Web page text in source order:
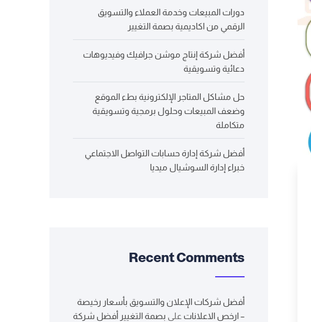
دورات المبيعات وخدمة العملاء والتسويق
الرقمي من اكاديمية بصمة التغيير
أفضل شركة إنتاج موشن جرافيك وفيديوهات
دعائية وتسويقية
حل مشاكل المتاجر الإلكترونية بطء الموقع
وضعف المبيعات وحلول برمجية وتسويقية
متكاملة
أفضل شركة إدارة حسابات التواصل الاجتماعي
خبراء إدارة السوشيال ميديا
Recent Comments
أفضل شركات الإعلان والتسويق بأسعار رخيصة
– ارخص الاعلانات على بصمة التغيير أفضل شركة